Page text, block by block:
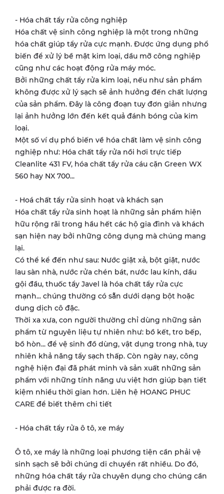
- Hóa chất tẩy rửa công nghiệp
Hóa chất vệ sinh công nghiệp là một trong những
hóa chất giúp tẩy rửa cực mạnh. Được ứng dụng phổ
biến để xử lý bề mặt kim loại, dầu mỡ công nghiệp
cũng như các hoạt động rửa máy móc.
Bởi những chất tẩy rửa kim loại, nếu như sản phẩm
không được xử lý sạch sẽ ảnh hưởng đến chất lượng
của sản phẩm. Đây là công đoạn tuy đơn giản nhưng
lại ảnh hưởng lớn đến kết quả đánh bóng của kim
loại.
Một số ví dụ phổ biến về hóa chất làm vệ sinh công
nghiệp như: Hóa chất tẩy rửa nồi hơi trực tiếp
Cleanlite 431 FV, hóa chất tẩy rửa cáu cặn Green WX
560 hay NX 700...
- Hoá chất tẩy rửa sinh hoạt và khách sạn
Hóa chất tẩy rửa sinh hoạt là những sản phẩm hiện
hữu rộng rãi trong hầu hết các hộ gia đình và khách
sạn hiện nay bởi những công dụng mà chúng mang
lại.
Có thể kể đến như sau: Nước giặt xả, bột giặt, nước
lau sàn nhà, nước rửa chén bát, nước lau kính, dầu
gội đầu, thuốc tẩy Javel là hóa chất tẩy rửa cực
mạnh... chúng thường có sẵn dưới dạng bột hoặc
dung dịch cô đặc.
Thời xa xưa, con người thường chỉ dùng những sản
phẩm từ nguyên liệu tự nhiên như: bồ kết, tro bếp,
bồ hòn... để vệ sinh đồ dùng, vật dụng trong nhà, tuy
nhiên khả năng tẩy sạch thấp. Còn ngày nay, công
nghệ hiện đại đã phát minh và sản xuất những sản
phẩm với những tính năng ưu việt hơn giúp bạn tiết
kiệm nhiều thời gian hơn. Liên hệ HOANG PHUC
CARE để biết thêm chi tiết
- Hóa chất tẩy rửa ô tô, xe máy
Ô tô, xe máy là những loại phương tiện cần phải vệ
sinh sạch sẽ bởi chúng di chuyển rất nhiều. Do đó,
những hóa chất tẩy rửa chuyên dụng cho chúng cần
phải được ra đời.